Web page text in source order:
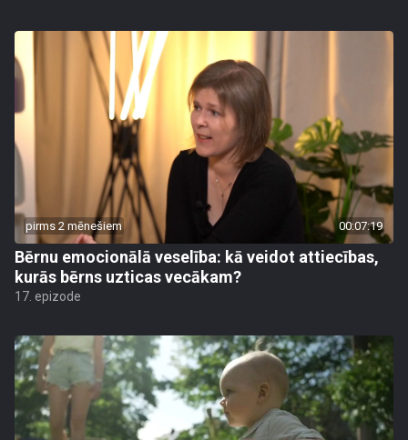
pirms 2 mēnešiem 00:07:19
Bērnu emocionālā veselība: kā veidot attiecības,
kurās bērns uzticas vecākam?
17. epizode